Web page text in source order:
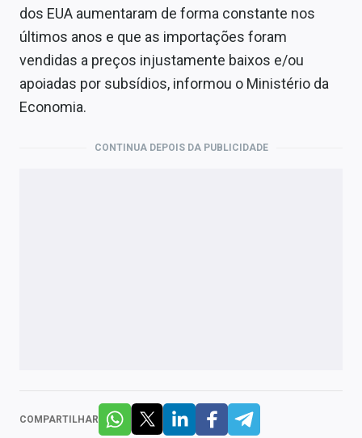
dos EUA aumentaram de forma constante nos
últimos anos e que as importações foram
vendidas a preços injustamente baixos e/ou
apoiadas por subsídios, informou o Ministério da
Economia.
CONTINUA DEPOIS DA PUBLICIDADE
COMPARTILHAR